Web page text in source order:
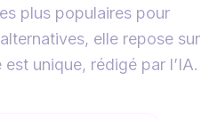
plus populaires pour
elle repose sur
unique, rédigé par l’IA.